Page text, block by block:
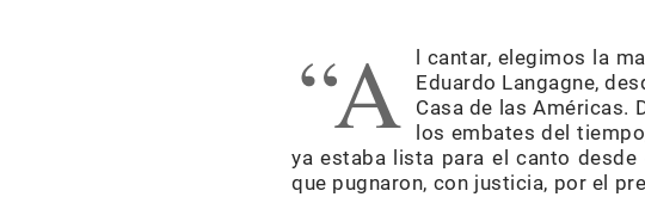
“A
l cantar, elegimos la
Eduardo Langagne,
Casa de las Américas.
los embates del
ya estaba lista para el canto
que pugnaron, con justicia, por el